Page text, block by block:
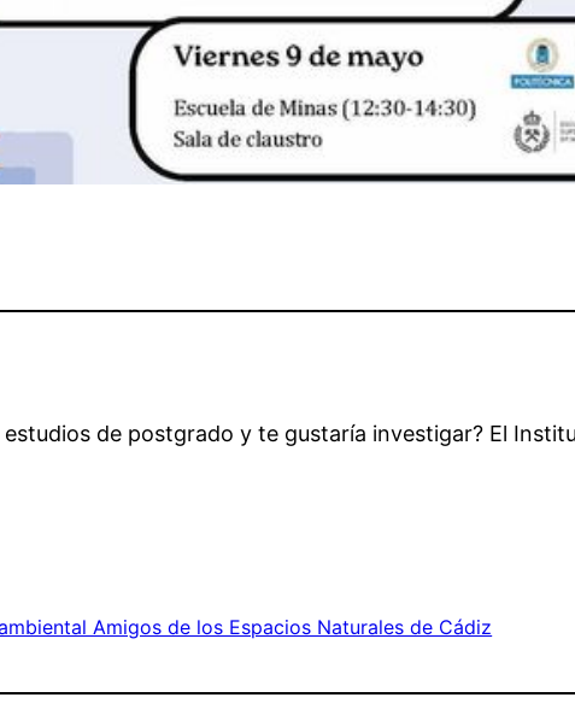
de postgrado y te gustaría investigar? El
Amigos de los Espacios Naturales de Cádiz